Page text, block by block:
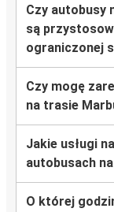
Czy autobusy
są
ograniczonej
Czy mogę
na trasie
Jakie usługi
autobusach
O której